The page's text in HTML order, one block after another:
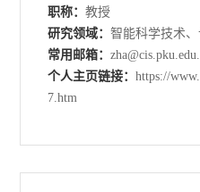
职称：教授
研究领域：智能科学技术
常用邮箱：
个人主页链接：https://
7.htm